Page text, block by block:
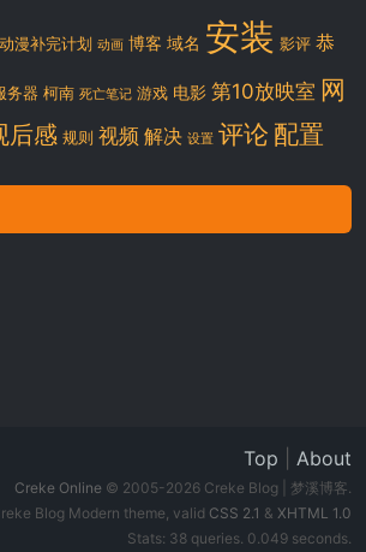
动漫补完计划 动画 博客 域名 安装 影评 恭
务器 柯南 死亡笔记 游戏 电影 第10放映室 网
后感 规则 视频 解决 设置 评论 配置
Top About
Creke Online © 2005-2026 Creke Blog | 梦溪博客.
Blog Modern theme, valid CSS 2.1 & XHTML 1.0
Stats: 38 queries. 0.049 seconds.